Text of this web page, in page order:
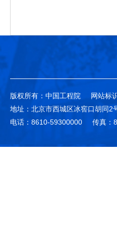
版权所有：中国工程院 网站标
地址：北京市西城区冰窖口胡同2
电话：8610-59300000
传真：